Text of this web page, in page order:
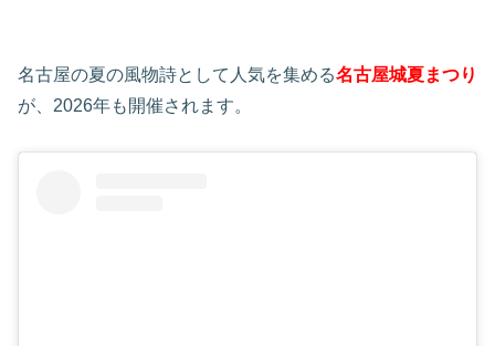
名古屋の夏の風物詩として人気を集める名古屋城夏まつり
が、2026年も開催されます。